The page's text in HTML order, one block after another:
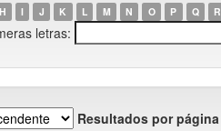
H I J K L M N O P Q R
letras:
Resultados por página